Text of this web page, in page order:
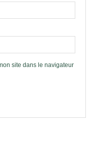
site dans le navigateur